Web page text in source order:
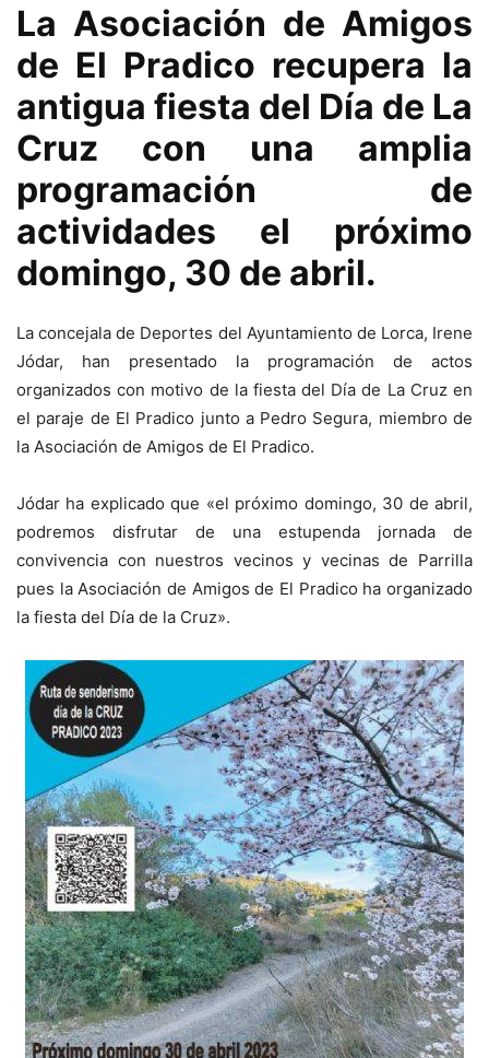
La Asociación de Amigos
de El Pradico recupera la
antigua fiesta del Día de La
Cruz con una amplia
programación de
actividades el próximo
domingo, 30 de abril.
La concejala de Deportes del Ayuntamiento de Lorca, Irene
Jódar, han presentado la programación de actos
organizados con motivo de la fiesta del Día de La Cruz en
el paraje de El Pradico junto a Pedro Segura, miembro de
la Asociación de Amigos de El Pradico.
Jódar ha explicado que «el próximo domingo, 30 de abril,
podremos disfrutar de una estupenda jornada de
convivencia con nuestros vecinos y vecinas de Parrilla
pues la Asociación de Amigos de El Pradico ha organizado
la fiesta del Día de la Cruz».